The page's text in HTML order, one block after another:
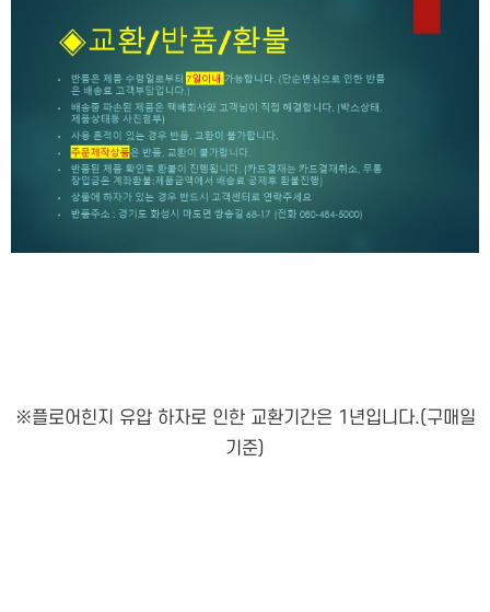
※플로어힌지 유압 하자로 인한 교환기간은 1년입니다.(구매일
기준)